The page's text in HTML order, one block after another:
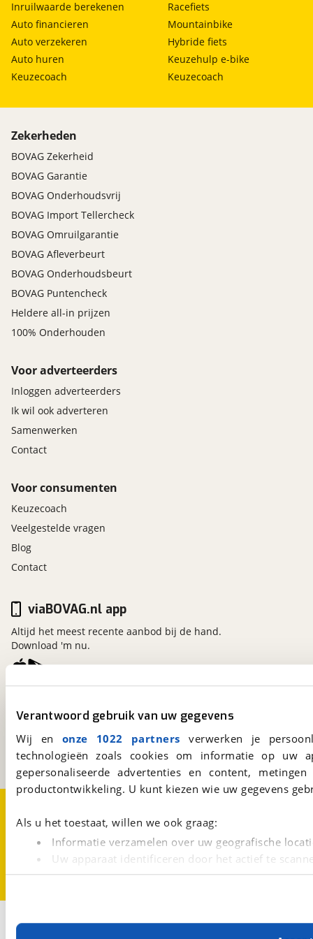
Verantwoord gebruik van uw gegevens
Wij en onze 1022 partners verwerken je
technologieën zoals cookies om informatie op
gepersonaliseerde advertenties en content,
productontwikkeling. U kunt kiezen wie uw gegevens
Als u het toestaat, willen we ook graag:
Informatie verzamelen over uw geografische
Uw apparaat identificeren door het actief te
Lees meer over hoe uw persoonlijke gegevens worden
Met cookies en vergelijkbare technieken zorgen we
Inruilwaarde berekenen
Auto financieren
Auto verzekeren
Auto huren
Keuzecoach
Racefiets
Mountainbike
Hybride fiets
Keuzehulp e-bike
Keuzecoach
Zekerheden
BOVAG Zekerheid
BOVAG Garantie
BOVAG Onderhoudsvrij
BOVAG Import Tellercheck
BOVAG Omruilgarantie
BOVAG Afleverbeurt
BOVAG Onderhoudsbeurt
BOVAG Puntencheck
Heldere all-in prijzen
100% Onderhouden
Voor adverteerders
Inloggen adverteerders
Ik wil ook adverteren
Samenwerken
Contact
Voor consumenten
Keuzecoach
Veelgestelde vragen
Blog
Contact
Kosterijland15
Een initiatief van
BOVAG
viaBOVAG.nl app
Altijd het meest recente aanbod bij de hand.
Download 'm nu.
CookievoorkeurenVacatures